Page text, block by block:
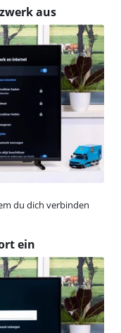
aus
du dich verbinden
ein